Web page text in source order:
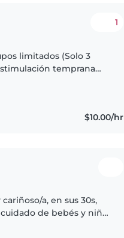
1
limitados (Solo 3
temprana
$10.00/hr
a, en sus 30s,
de bebés y niños